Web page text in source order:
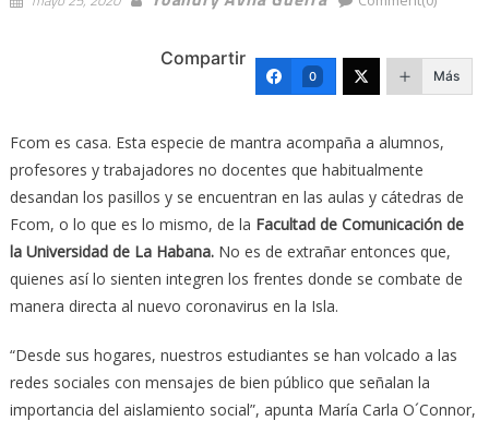
Compartir
0 Más
Fcom es casa. Esta especie de mantra acompaña a alumnos,
profesores y trabajadores no docentes que habitualmente
desandan los pasillos y se encuentran en las aulas y cátedras de
Fcom, o lo que es lo mismo, de la Facultad de Comunicación de
la Universidad de La Habana.No es de extrañar entonces que,
quienes así lo sienten integren los frentes donde se combate de
manera directa al nuevo coronavirus en la Isla.
“Desde sus hogares, nuestros estudiantes se han volcado a las
redes sociales con mensajes de bien público que señalan la
importancia del aislamiento social”, apunta María Carla O´Connor,